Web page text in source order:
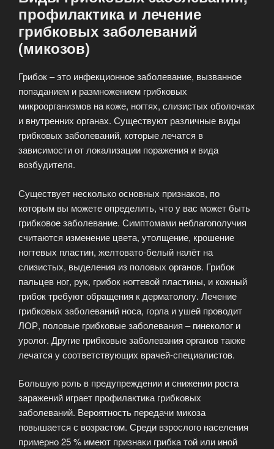
профилактика и лечение
грибковых заболеваний
(микозов)
Грибок – это инфекционное заболевание, вызванное
попаданием и размножением грибковых
микроорганизмов на коже, ногтях, слизистых оболочках
и внутренних органах. Существуют различные виды
грибковых заболеваний, которые лечатся в
зависимости от локализации поражения и вида
возбудителя.
Существует несколько основных признаков, по
которым вы можете определить, что у вас может быть
грибковое заболевание. Симптомами неблагополучия
считаются изменение цвета, утолщение, крошение
ногтевых пластин, желтовато-белый налёт на
слизистых, выделения из половых органов. Грибок
пальцев ног, рук, грибок ногтевой пластины, и кожный
грибок требуют обращения к дерматологу. Лечение
грибковых заболеваний носа, горла и ушей проводит
ЛОР, половые грибковые заболевания – гинеколог и
уролог. Другие грибковые заболевания органов также
лечатся у соответствующих врачей-специалистов.
Большую роль в предупреждении и снижении роста
заражений играет профилактика грибковых
заболеваний. Вероятность передачи микоза
повышается с возрастом. Среди взрослого населения
примерно 25 % имеют признаки грибка той или иной